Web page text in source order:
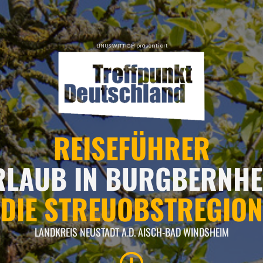
LINUS WITTICH präsentiert
REISEFÜHRER
IN
DIE STREUOBSTREGION
LANDKREIS NEUSTADT A.D. AISCH-BAD WINDSHEIM